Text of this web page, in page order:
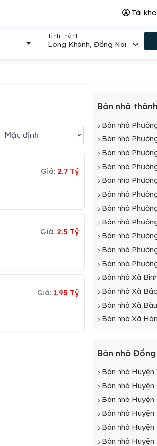
Tài
Giá: 2.7 Tỷ
Giá: 2.5 Tỷ
Giá: 1.95 Tỷ
Bán nhà
Bán nhà
Bán nhà
Bán nhà
Bán nhà
Bán nhà
Bán nhà
Bán nhà
Bán nhà
Bán nhà
Bán nhà
Bán nhà
Bán nhà Xã
Bán nhà Xã
Bán nhà Xã
Bán nhà Xã
Bán nhà
Bán nhà Huyện
Bán nhà Huyện
Bán nhà Huyện
Bán nhà Huyện
Bán nhà Huyện
Bán nhà Huyện
Tỉnh thành
Long Khánh, Đồng Nai